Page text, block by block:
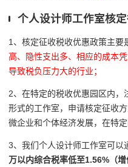
个人设计师工作室核定
1、核定征收税收优惠政策主要
高、隐性支出多、相应的成本
导致税负压力大的行业；
2、 在特定的税收优惠园区内，
形式的工作室，申请核定征收
微企业和个体经济发展，在特定
3、我们个人设计师工作室可以
万以内综合税率低至1.56%（增